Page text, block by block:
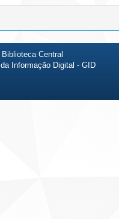
Central
Informação Digital - GID